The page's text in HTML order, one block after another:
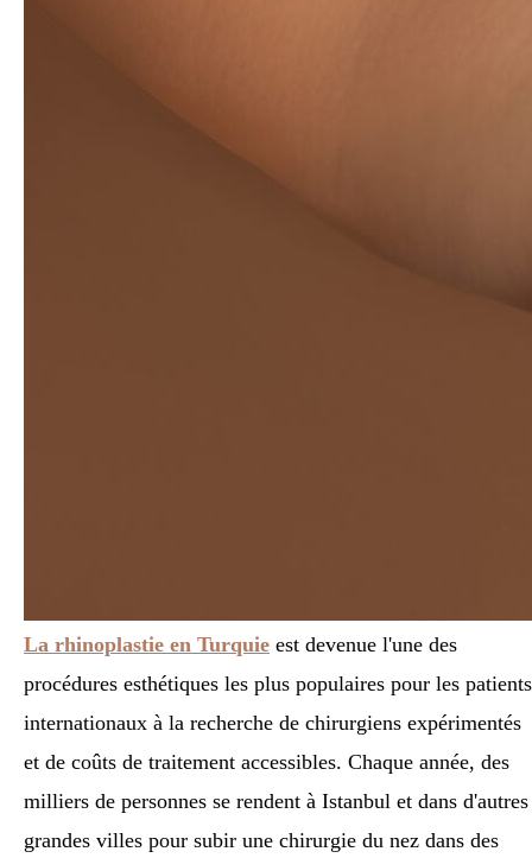
La rhinoplastie en Turquie est devenue l'une des
procédures esthétiques les plus populaires pour les patients
internationaux à la recherche de chirurgiens expérimentés
et de coûts de traitement accessibles. Chaque année, des
milliers de personnes se rendent à Istanbul et dans d'autres
grandes villes pour subir une chirurgie du nez dans des